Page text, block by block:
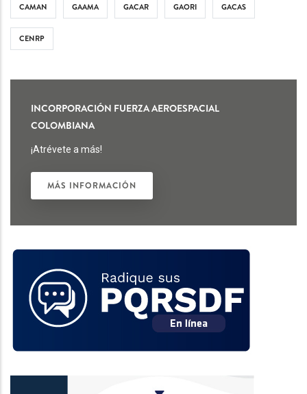
CAMAN GAAMA GACAR GAORI GACAS
CENRP
INCORPORACIÓN FUERZA AEROESPACIAL
COLOMBIANA
¡Atrévete a más!
MÁS INFORMACIÓN